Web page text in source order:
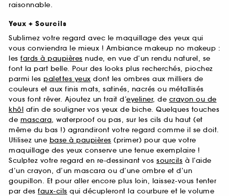
raisonnable.
Yeux + Sourcils
Sublimez votre regard avec le maquillage des yeux qui
vous conviendra le mieux ! Ambiance makeup no makeup :
les fards à paupières nude, en vue d’un rendu naturel, se
font la part belle. Pour des looks plus recherchés, piochez
parmi les palettes yeux dont les ombres aux milliers de
couleurs et aux finis mats, satinés, nacrés ou métallisés
vous font rêver. Ajoutez un trait d’eyeliner, de crayon ou de
khôl afin de souligner vos yeux de biche. Quelques touches
de mascara, waterproof ou pas, sur les cils du haut (et
même du bas !) agrandiront votre regard comme il se doit.
Utilisez une base à paupières (primer) pour que votre
maquillage des yeux conserve une tenue exemplaire !
Sculptez votre regard en re-dessinant vos sourcils à l’aide
d’un crayon, d’un mascara ou d’une ombre et d’un
goupillon. Et pour aller encore plus loin, laissez-vous tenter
par des faux-cils qui décupleront la courbure et le volume